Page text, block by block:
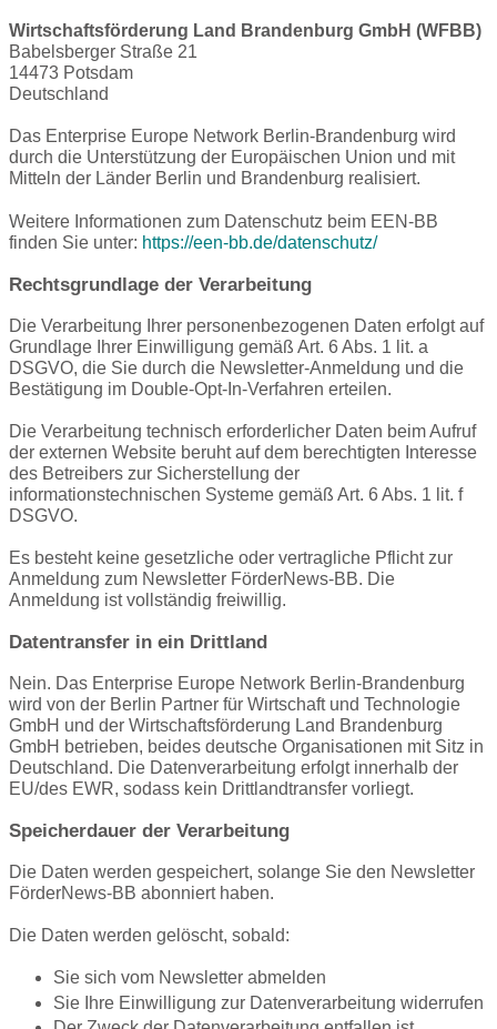
Wirtschaftsförderung Land Brandenburg GmbH (WFBB)
Babelsberger Straße 21
14473 Potsdam
Deutschland
Das Enterprise Europe Network Berlin-Brandenburg wird
durch die Unterstützung der Europäischen Union und mit
Mitteln der Länder Berlin und Brandenburg realisiert.
Weitere Informationen zum Datenschutz beim EEN-BB
finden Sie unter: https://een-bb.de/datenschutz/
Rechtsgrundlage der Verarbeitung
Die Verarbeitung Ihrer personenbezogenen Daten erfolgt auf
Grundlage Ihrer Einwilligung gemäß Art. 6 Abs. 1 lit. a
DSGVO, die Sie durch die Newsletter-Anmeldung und die
Bestätigung im Double-Opt-In-Verfahren erteilen.
Die Verarbeitung technisch erforderlicher Daten beim Aufruf
der externen Website beruht auf dem berechtigten Interesse
des Betreibers zur Sicherstellung der
informationstechnischen Systeme gemäß Art. 6 Abs. 1 lit. f
DSGVO.
Es besteht keine gesetzliche oder vertragliche Pflicht zur
Anmeldung zum Newsletter FörderNews-BB. Die
Anmeldung ist vollständig freiwillig.
Datentransfer in ein Drittland
Nein. Das Enterprise Europe Network Berlin-Brandenburg
wird von der Berlin Partner für Wirtschaft und Technologie
GmbH und der Wirtschaftsförderung Land Brandenburg
GmbH betrieben, beides deutsche Organisationen mit Sitz in
Deutschland. Die Datenverarbeitung erfolgt innerhalb der
EU/des EWR, sodass kein Drittlandtransfer vorliegt.
Speicherdauer der Verarbeitung
Die Daten werden gespeichert, solange Sie den Newsletter
FörderNews-BB abonniert haben.
Die Daten werden gelöscht, sobald:
Sie sich vom Newsletter abmelden
Sie Ihre Einwilligung zur Datenverarbeitung widerrufen